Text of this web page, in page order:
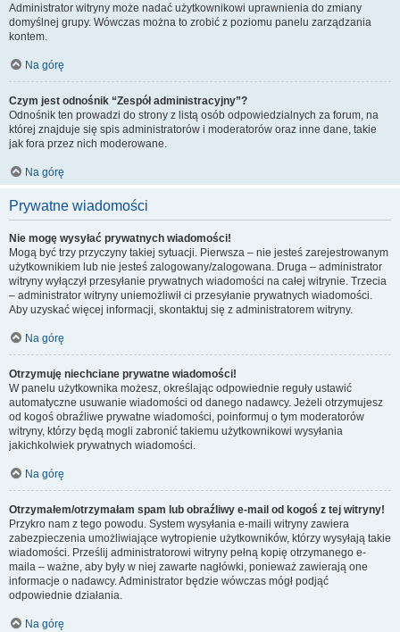
Administrator witryny może nadać użytkownikowi uprawnienia do zmiany
domyślnej grupy. Wówczas można to zrobić z poziomu panelu zarządzania
kontem.
Na górę
Czym jest odnośnik “Zespół administracyjny”?
Odnośnik ten prowadzi do strony z listą osób odpowiedzialnych za forum, na
której znajduje się spis administratorów i moderatorów oraz inne dane, takie
jak fora przez nich moderowane.
Na górę
Prywatne wiadomości
Nie mogę wysyłać prywatnych wiadomości!
Mogą być trzy przyczyny takiej sytuacji. Pierwsza – nie jesteś zarejestrowanym
użytkownikiem lub nie jesteś zalogowany/zalogowana. Druga – administrator
witryny wyłączył przesyłanie prywatnych wiadomości na całej witrynie. Trzecia
– administrator witryny uniemożliwił ci przesyłanie prywatnych wiadomości.
Aby uzyskać więcej informacji, skontaktuj się z administratorem witryny.
Na górę
Otrzymuję niechciane prywatne wiadomości!
W panelu użytkownika możesz, określając odpowiednie reguły ustawić
automatyczne usuwanie wiadomości od danego nadawcy. Jeżeli otrzymujesz
od kogoś obraźliwe prywatne wiadomości, poinformuj o tym moderatorów
witryny, którzy będą mogli zabronić takiemu użytkownikowi wysyłania
jakichkolwiek prywatnych wiadomości.
Na górę
Otrzymałem/otrzymałam spam lub obraźliwy e-mail od kogoś z tej witryny!
Przykro nam z tego powodu. System wysyłania e-maili witryny zawiera
zabezpieczenia umożliwiające wytropienie użytkowników, którzy wysyłają takie
wiadomości. Prześlij administratorowi witryny pełną kopię otrzymanego e-
maila – ważne, aby były w niej zawarte nagłówki, ponieważ zawierają one
informacje o nadawcy. Administrator będzie wówczas mógł podjąć
odpowiednie działania.
Na górę